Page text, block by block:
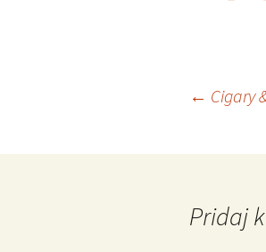
Navigácia
← Cigary
Pridaj